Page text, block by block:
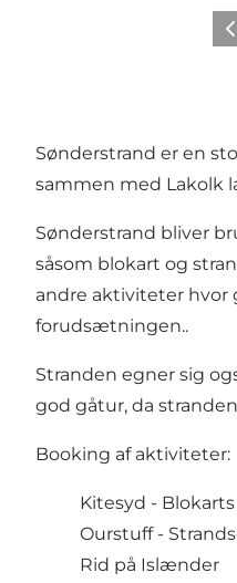
Sønderstrand er en
sammen med Lakolk
Sønderstrand bliver
såsom blokart og
andre aktiviteter hvor
forudsætningen..
Stranden egner sig
god gåtur, da
Booking af aktiviteter:
Kitesyd - Blokarts
Ourstuff -
Rid på Islænder